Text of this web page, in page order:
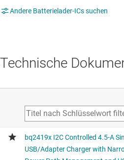
Andere Batterielader-ICs suchen
Technische